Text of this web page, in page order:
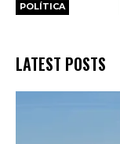
POLÍTICA
LATEST POSTS